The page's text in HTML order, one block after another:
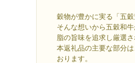
穀物が豊かに実る「五
そんな想いから五穀和牛
脂の旨味を追求し厳選
本返礼品の主要な部分
おります。